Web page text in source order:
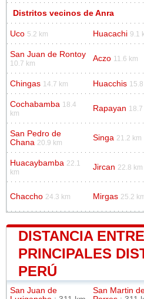
Distritos vecinos de Anra
Uco 5.2 km Huacachi 9.1
San Juan de Rontoy
10.7 km
Aczo 11.6 km
Chingas 14.7 km Huacchis
Cochabamba 18.4
km
Rapayan 18.7
San Pedro de
Chana 20.9 km
Singa 21.2 km
Huacaybamba 22.1
km
Jircan 22.8 km
Chaccho 24.3 km Mirgas 25.2
DISTANCIA
PRINCIPALES
PERÚ
San Juan de
San Martin